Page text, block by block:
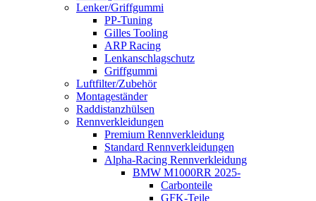
Lenker/Griffgummi
PP-Tuning
Gilles Tooling
ARP Racing
Lenkanschlagschutz
Griffgummi
Luftfilter/Zubehör
Montageständer
Raddistanzhülsen
Rennverkleidungen
Premium Rennverkleidung
Standard Rennverkleidungen
Alpha-Racing Rennverkleidung
BMW M1000RR 2025-
Carbonteile
GFK-Teile